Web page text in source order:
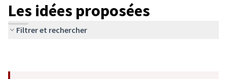
Les idées proposées
Filtrer et rechercher